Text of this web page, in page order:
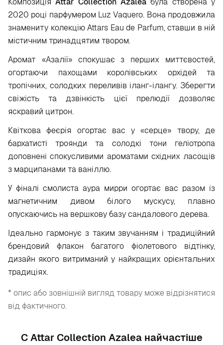
2020 році парфумером Luz Vaquero. Вона продовжила
знамениту колекцію Attars Eau de Parfum, ставши в ній
містичним тринадцятим твором.
Аромат «Азалії» спокушає з перших миттєвостей,
огортаючи пахощами королівських орхідей та
тропічних, солодких переливів іланг-ілангу. Зберегти
свіжість та дзвінкість цієї прелюдії дозволяє
яскравий цитрон.
Квіткова феєрія огортає вас у «серце» твору, де
бархатисті троянди та солодкі тони геліотропа
доповнені спокусливими ароматами східних ласощів
з марципанами та ваніллю.
У фіналі смолиста аура мирри огортає вас разом із
магнетичним дивом білого мускусу, плавно
опускаючись на вершкову базу сандалового дерева.
Ідеально гармонує з таким звучанням і традиційний
брендовий флакон багатого фіолетового відтінку,
дизайн якого витриманий у найкращих орієнтальних
традиціях.
* опис або зовнішній вигляд товару може відрізнятися
від фактичного.
С Attar Collection Azalea найчастіше